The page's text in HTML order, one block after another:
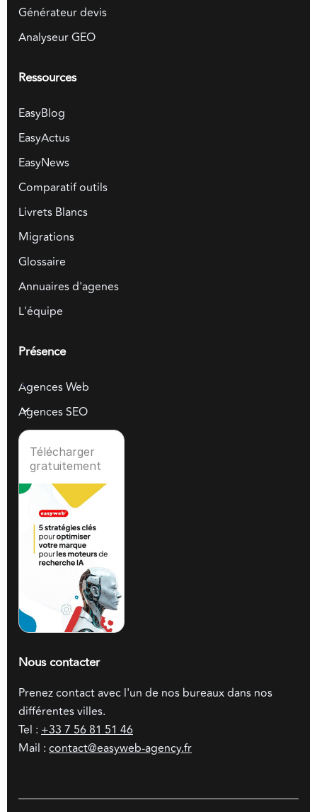
Générateur devis
Analyseur GEO
Ressources
EasyBlog
EasyActus
EasyNews
Comparatif outils
Livrets Blancs
Migrations
Glossaire
Annuaires d'agenes
L'équipe
Présence
Agences Web
Agences SEO
Télécharger
gratuitement
Nous contacter
Prenez contact avec l'un de nos bureaux dans nos
différentes villes.
Tel : +33 7 56 81 51 46
Mail : contact@easyweb-agency.fr